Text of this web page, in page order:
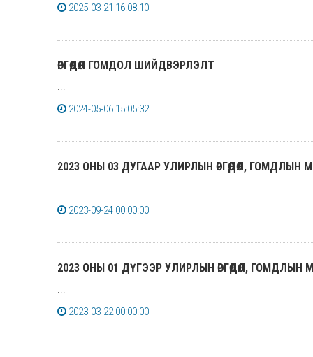
2025-03-21 16:08:10
ӨРГӨДӨЛ ГОМДОЛ ШИЙДВЭРЛЭЛТ
...
2024-05-06 15:05:32
2023 ОНЫ 03 ДУГААР УЛИРЛЫН ӨРГӨДӨЛ, ГОМДЛЫН
...
2023-09-24 00:00:00
2023 ОНЫ 01 ДҮГЭЭР УЛИРЛЫН ӨРГӨДӨЛ, ГОМДЛЫН
...
2023-03-22 00:00:00